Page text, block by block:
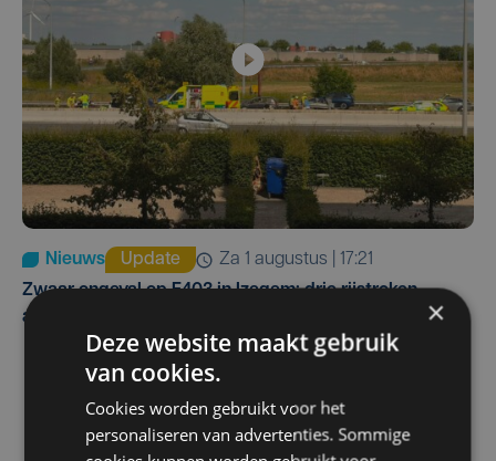
Nieuws Update
za 1 augustus | 17:21
Zwaar ongeval op E403 in Izegem: drie rijstroken
afgesloten
×
Deze website maakt gebruik
van cookies.
Cookies worden gebruikt voor het
personaliseren van advertenties. Sommige